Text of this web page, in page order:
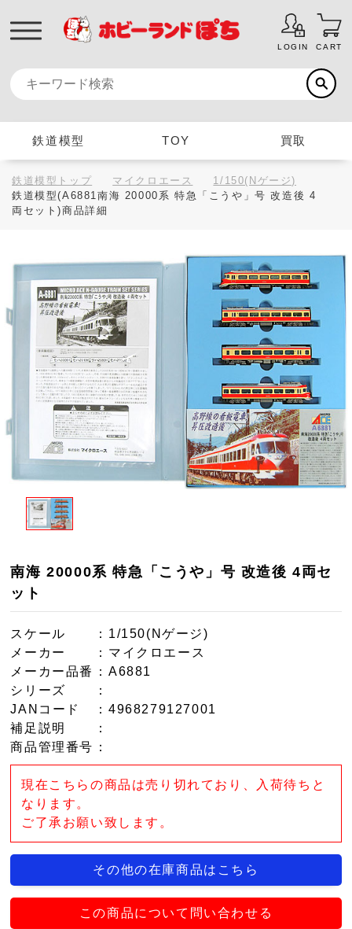
LOGIN CART
鉄道模型 TOY 買取
鉄道模型トップ マイクロエース
1/150(Nゲージ)
鉄道模型(A6881南海 20000系 特急「こうや」号 改造後 4
両セット)商品詳細
南海 20000系 特急「こうや」号 改造後 4両セ
ット
スケール
：1/150(Nゲージ)
メーカー
：マイクロエース
メーカー品番
：A6881
シリーズ
：
JANコード
：4968279127001
補足説明
：
商品管理番号 ：
現在こちらの商品は売り切れており、入荷待ちと
なります。
ご了承お願い致します。
その他の在庫商品はこちら
この商品について問い合わせる